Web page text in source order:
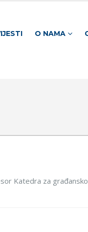
O NAMA
Katedra za